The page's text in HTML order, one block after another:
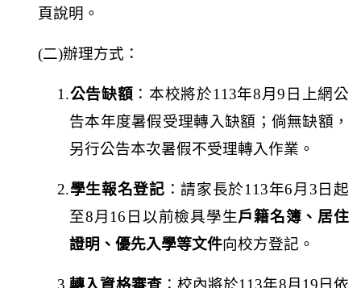
頁說明。
(二)辦理方式：
1.公告缺額 ：本校將於113年8月9 日上網公
告本年度暑假受理轉入缺額；倘無缺額，
另行公告本次暑假不受理轉入作業。
2.學生報名登記 ：請家長於113年6月 3 日起
至8月 16 日以前檢具學生戶籍名簿、居住
證明、優先入學等文件向校方登記。